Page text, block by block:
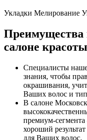
Укладки Мелирование
Преимущества
салоне
Специалисты
знания, чтобы
окрашивания,
Ваших волос и
В салоне
премиум-
хороший
для Ваших волос.